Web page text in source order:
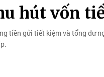
hút vốn
tiền gửi tiết kiệm và tổng dư